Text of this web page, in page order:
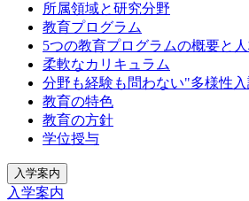
所属領域と研究分野
教育プログラム
5つの教育プログラムの概要と
柔軟なカリキュラム
分野も経験も問わない"多様性
教育の特色
教育の方針
学位授与
入学案内
入学案内